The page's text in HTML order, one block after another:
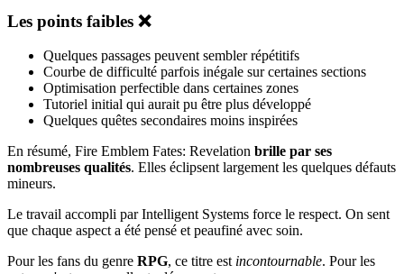
Les points faibles ❌
Quelques passages peuvent sembler répétitifs
Courbe de difficulté parfois inégale sur certaines sections
Optimisation perfectible dans certaines zones
Tutoriel initial qui aurait pu être plus développé
Quelques quêtes secondaires moins inspirées
En résumé, Fire Emblem Fates: Revelation brille par ses
nombreuses qualités. Elles éclipsent largement les quelques défauts
mineurs.
Le travail accompli par Intelligent Systems force le respect. On sent
que chaque aspect a été pensé et peaufiné avec soin.
Pour les fans du genre RPG, ce titre est incontournable. Pour les